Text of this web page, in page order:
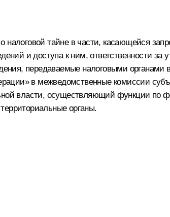
тайне в части, касающейся
и доступа к ним, ответственности за
передаваемые налоговыми органами
в межведомственные комиссии
власти, осуществляющий функции по
органы.